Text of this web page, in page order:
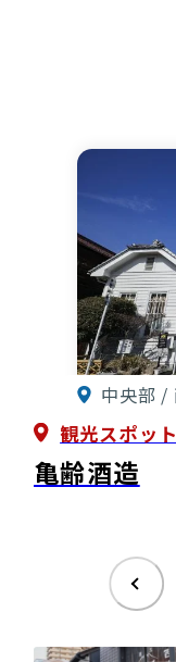
中央部 /
観光スポット
亀齢酒造